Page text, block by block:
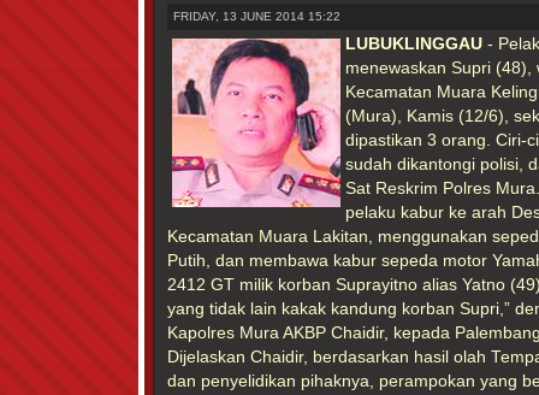
FRIDAY, 13 JUNE 2014 15:22
LUBUKLINGGAU -
menewaskan Supri (48),
Kecamatan Muara
(Mura), Kamis (12/6),
dipastikan 3 orang. Ciri-
sudah dikantongi polisi,
Sat Reskrim Polres
pelaku kabur ke arah
Kecamatan Muara Lakitan, menggunakan
Putih, dan membawa kabur sepeda motor
2412 GT milik korban Suprayitno alias Yatno
yang tidak lain kakak kandung korban Supri,”
Kapolres Mura AKBP Chaidir, kepada
Dijelaskan Chaidir, berdasarkan hasil olah
dan penyelidikan pihaknya, perampokan yang